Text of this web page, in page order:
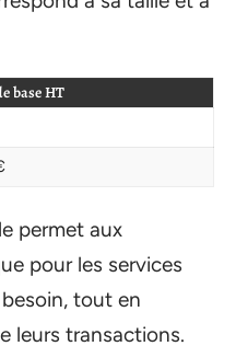
base HT
permet aux
pour les services
tout en
leurs transactions.